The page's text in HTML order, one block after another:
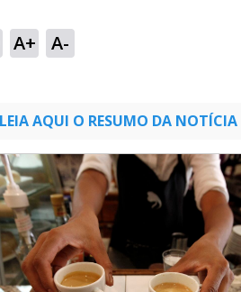
A+ A-
LEIA AQUI O RESUMO DA NOTÍCIA